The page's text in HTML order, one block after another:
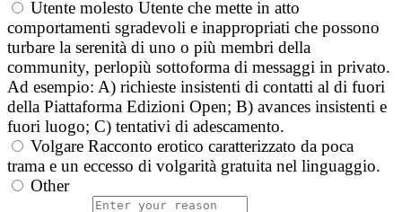
Utente molesto Utente che mette in atto
comportamenti sgradevoli e inappropriati che possono
turbare la serenità di uno o più membri della
community, perlopiù sottoforma di messaggi in privato.
Ad esempio: A) richieste insistenti di contatti al di fuori
della Piattaforma Edizioni Open; B) avances insistenti e
fuori luogo; C) tentativi di adescamento.
Volgare Racconto erotico caratterizzato da poca
trama e un eccesso di volgarità gratuita nel linguaggio.
Other